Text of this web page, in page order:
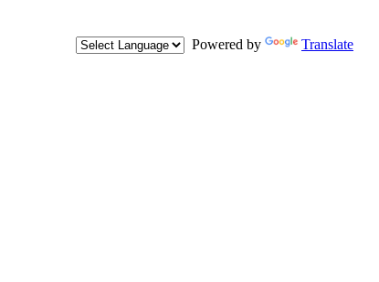
Powered by Translate